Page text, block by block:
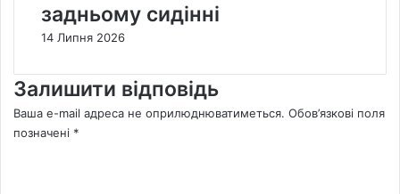
задньому сидінні
14 Липня 2026
Залишити відповідь
Ваша e-mail адреса не оприлюднюватиметься. Обов’язкові поля
позначені *